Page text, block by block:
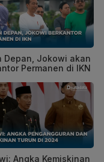
Depan, Jokowi akan
Permanen di IKN
Angka Kemiskinan